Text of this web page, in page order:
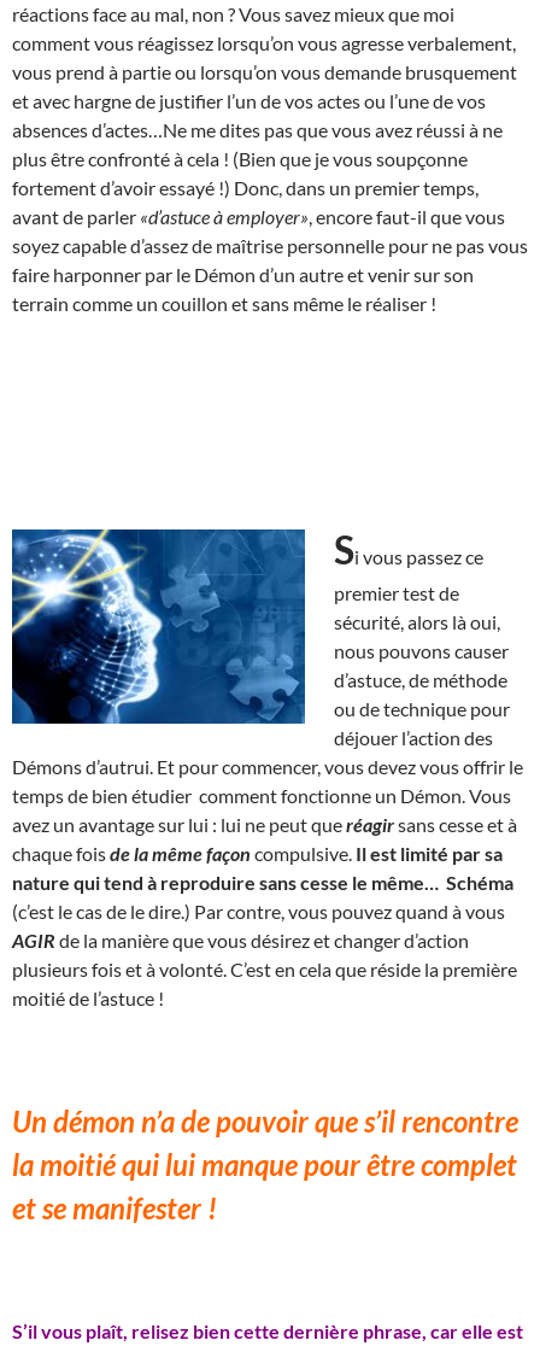
réactions face au mal, non ? Vous savez mieux que moi
comment vous réagissez lorsqu’on vous agresse verbalement,
vous prend à partie ou lorsqu’on vous demande brusquement
et avec hargne de justifier l’un de vos actes ou l’une de vos
absences d’actes…Ne me dites pas que vous avez réussi à ne
plus être confronté à cela ! (Bien que je vous soupçonne
fortement d’avoir essayé !) Donc, dans un premier temps,
avant de parler «d’astuce à employer» , encore faut-il que vous
soyez capable d’assez de maîtrise personnelle pour ne pas vous
faire harponner par le Démon d’un autre et venir sur son
terrain comme un couillon et sans même le réaliser !
Si vous passez ce
premier test de
sécurité, alors là oui,
nous pouvons causer
d’astuce, de méthode
ou de technique pour
déjouer l’action des
Démons d’autrui. Et pour commencer, vous devez vous offrir le
temps de bien étudier comment fonctionne un Démon. Vous
avez un avantage sur lui : lui ne peut queréagirsans cesse et à
chaque foisde la même façon compulsive. Il est limité par sa
nature qui tend à reproduire sans cesse le même… Schéma
(c’est le cas de le dire.) Par contre, vous pouvez quand à vous
AGIR de la manière que vous désirez et changer d’action
plusieurs fois et à volonté. C’est en cela que réside la première
moitié de l’astuce !
Un démon n’a de pouvoir que s’il rencontre
la moitié qui lui manque pour être complet
et se manifester !
S’il vous plaît, relisez bien cette dernière phrase, car elle est